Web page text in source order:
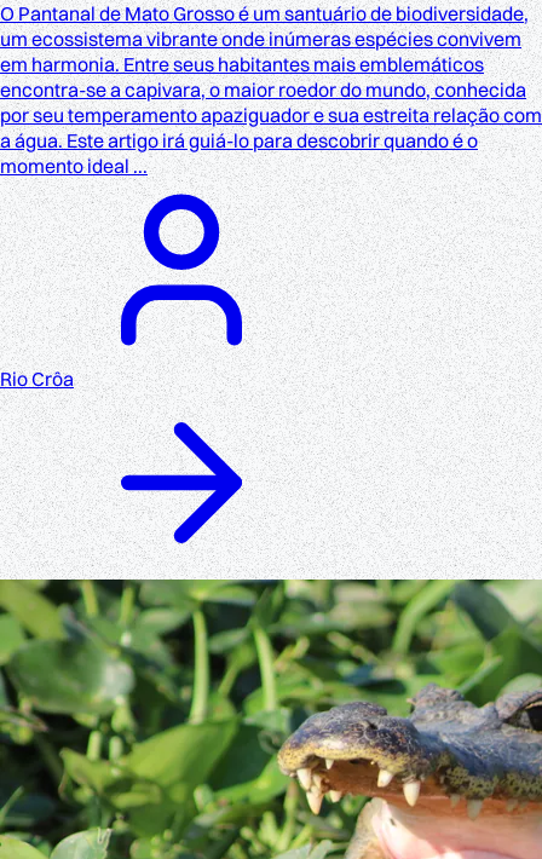
O Pantanal de Mato Grosso é um santuário de biodiversidade,
um ecossistema vibrante onde inúmeras espécies convivem
em harmonia. Entre seus habitantes mais emblemáticos
encontra-se a capivara, o maior roedor do mundo, conhecida
por seu temperamento apaziguador e sua estreita relação com
a água. Este artigo irá guiá-lo para descobrir quando é o
momento ideal ...
Rio Crôa